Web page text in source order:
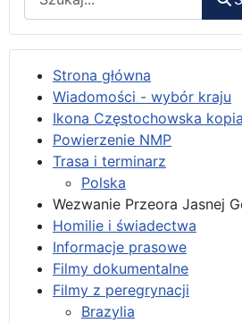
Strona główna
Wiadomości - wybór kraju
Ikona Częstochowska
Powierzenie NMP
Trasa i terminarz
Polska
Wezwanie Przeora Jasnej
Homilie i świadectwa
Informacje prasowe
Filmy dokumentalne
Filmy z peregrynacji
Brazylia